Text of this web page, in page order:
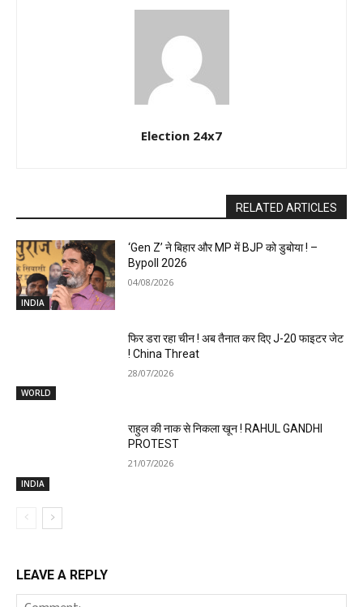
Election 24x7
RELATED ARTICLES
INDIA
‘Gen Z’ ने बिहार और MP में BJP को डुबोया ! –
Bypoll 2026
04/08/2026
WORLD
फिर डरा रहा चीन ! अब तैनात कर दिए J-20 फाइटर जेट
! China Threat
28/07/2026
INDIA
राहुल की नाक से निकला खून ! RAHUL GANDHI
PROTEST
21/07/2026
LEAVE A REPLY